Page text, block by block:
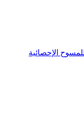
الإحصائية